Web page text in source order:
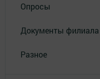
Опросы
Документы филиала
Разное